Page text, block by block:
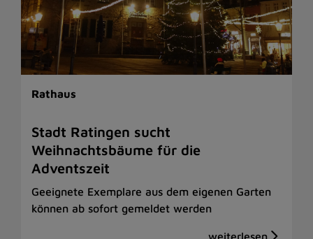
Rathaus
Stadt Ratingen sucht
Weihnachtsbäume für die
Adventszeit
Geeignete Exemplare aus dem eigenen Garten
können ab sofort gemeldet werden